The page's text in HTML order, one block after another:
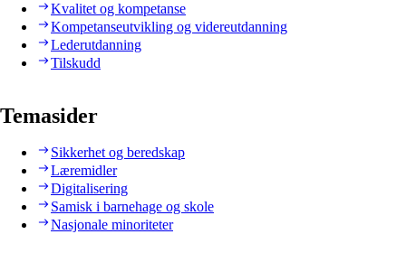
Kvalitet og kompetanse
Kompetanseutvikling og videreutdanning
Lederutdanning
Tilskudd
Temasider
Sikkerhet og beredskap
Læremidler
Digitalisering
Samisk i barnehage og skole
Nasjonale minoriteter